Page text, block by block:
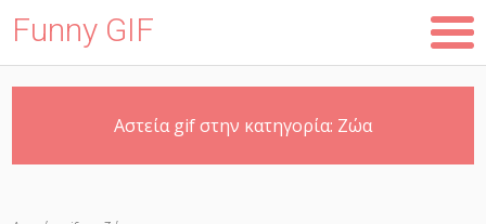
main
Funny GIF
Αστεία gif στην κατηγορία: Ζώα